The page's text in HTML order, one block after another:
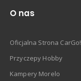
O nas
Oficjalna Strona CarGo!
Przyczepy Hobby
Kampery Morelo